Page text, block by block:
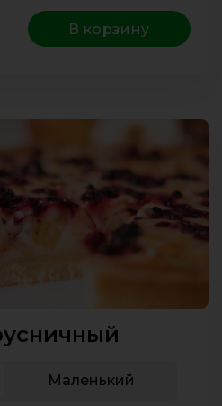
В корзину
Маленький